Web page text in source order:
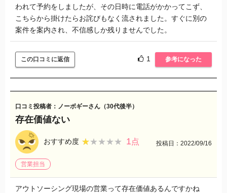
われて予約をしましたが、その日時に電話がかかってこず、
こちらから掛けたらお詫びもなく流されました。すぐに別の
案件を案内され、不信感しか残りませんでした。
この口コミに返信 1 参考になった
口コミ投稿者：ノーボギーさん（30代後半）
存在価値ない
おすすめ度 ★★★★★
★★★★★ 1点 投稿日：2022/09/16
営業担当
アウトソーシング現場の営業って存在価値あるんですかね